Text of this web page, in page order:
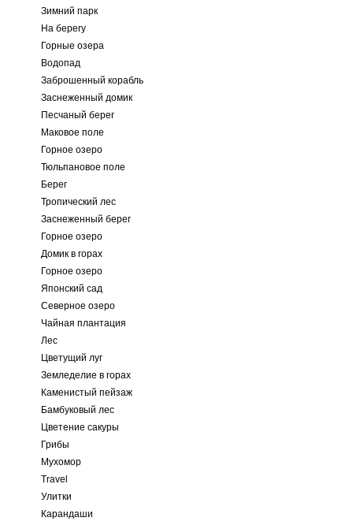
Зимний парк
На берегу
Горные озера
Водопад
Заброшенный корабль
Заснеженный домик
Песчаный берег
Маковое поле
Горное озеро
Тюльпановое поле
Берег
Тропический лес
Заснеженный берег
Горное озеро
Домик в горах
Горное озеро
Японский сад
Северное озеро
Чайная плантация
Лес
Цветущий луг
Земледелие в горах
Каменистый пейзаж
Бамбуковый лес
Цветение сакуры
Грибы
Мухомор
Travel
Улитки
Карандаши